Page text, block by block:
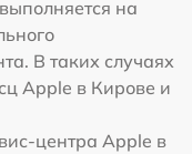
выполняется на
В таких случаях
Apple в Кирове и
центра Apple в